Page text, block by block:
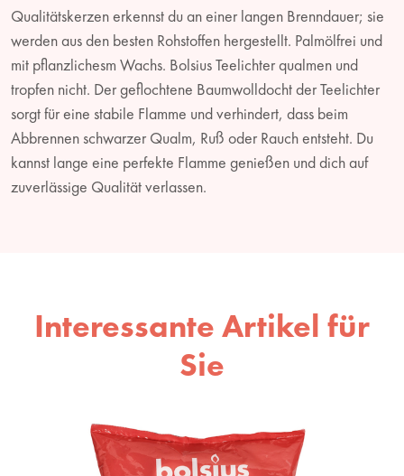
Qualitätskerzen erkennst du an einer langen Brenndauer; sie
werden aus den besten Rohstoffen hergestellt. Palmölfrei und
mit pflanzlichesm Wachs. Bolsius Teelichter qualmen und
tropfen nicht. Der geflochtene Baumwolldocht der Teelichter
sorgt für eine stabile Flamme und verhindert, dass beim
Abbrennen schwarzer Qualm, Ruß oder Rauch entsteht. Du
kannst lange eine perfekte Flamme genießen und dich auf
zuverlässige Qualität verlassen.
Interessante Artikel für
Sie